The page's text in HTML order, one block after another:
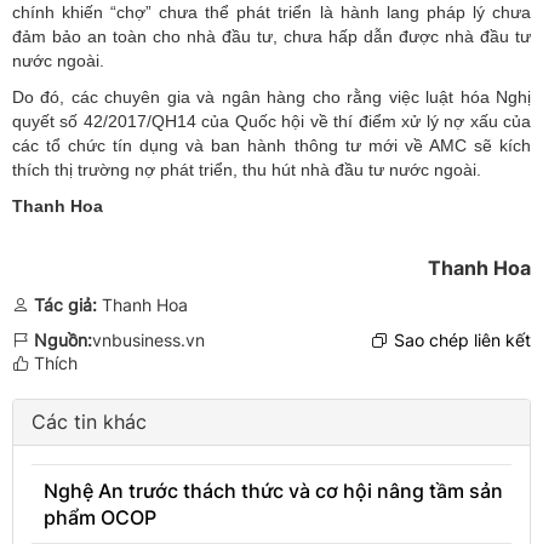
chính khiến “chợ” chưa thể phát triển là hành lang pháp lý chưa
đảm bảo an toàn cho nhà đầu tư, chưa hấp dẫn được nhà đầu tư
nước ngoài.
Do đó, các chuyên gia và ngân hàng cho rằng việc luật hóa Nghị
quyết số 42/2017/QH14 của Quốc hội về thí điểm xử lý nợ xấu của
các tổ chức tín dụng và ban hành thông tư mới về AMC sẽ kích
thích thị trường nợ phát triển, thu hút nhà đầu tư nước ngoài.
Thanh Hoa
Thanh Hoa
Tác giả: Thanh Hoa
Nguồn:vnbusiness.vn
Sao chép liên kết
Thích
Các tin khác
Nghệ An trước thách thức và cơ hội nâng tầm sản
phẩm OCOP